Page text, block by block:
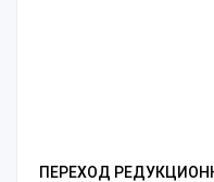
ПЕРЕХОД